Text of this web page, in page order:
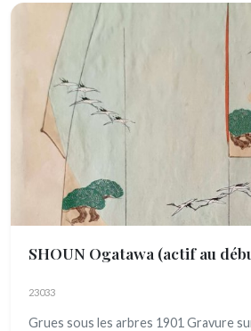
SHOUN Ogatawa (actif au
23033
Grues sous les arbres 1901 Gravure